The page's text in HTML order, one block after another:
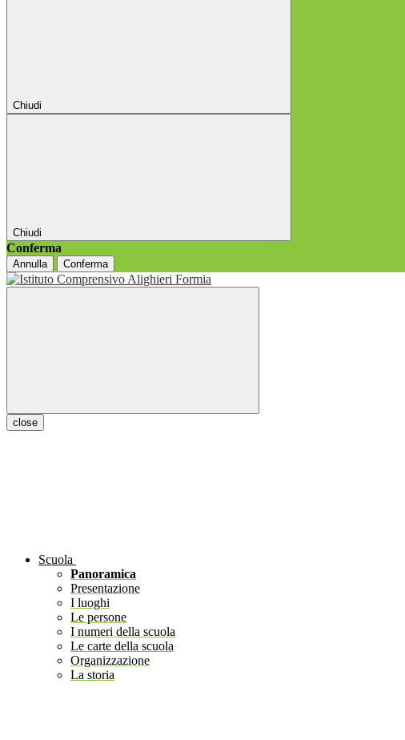
Chiudi
Chiudi
Conferma
Annulla Conferma
close
Scuola
Panoramica
Presentazione
I luoghi
Le persone
I numeri della scuola
Le carte della scuola
Organizzazione
La storia